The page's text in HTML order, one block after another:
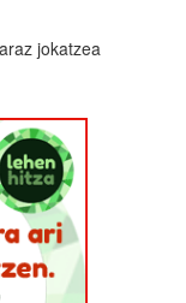
jokatzea